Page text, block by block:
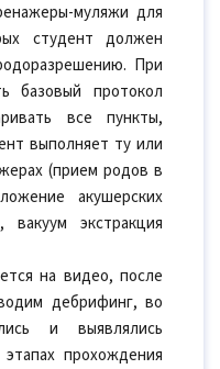
муляжи для
студент должен
При
базовый протокол
все пункты,
выполняет ту или
(прием родов в
акушерских
экстракция
на видео, после
дебрифинг, во
и выявлялись
прохождения